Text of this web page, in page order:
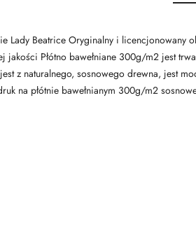
Lady Beatrice Oryginalny i licencjonowany
jakości Płótno bawełniane 300g/m2 jest
z naturalnego, sosnowego drewna, jest
na płótnie bawełnianym 300g/m2